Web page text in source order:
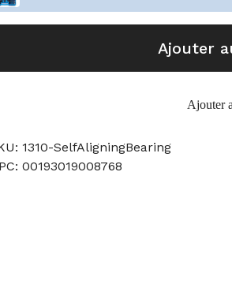
Ajouter
Ajouter
1310-SelfAligningBearing
00193019008768